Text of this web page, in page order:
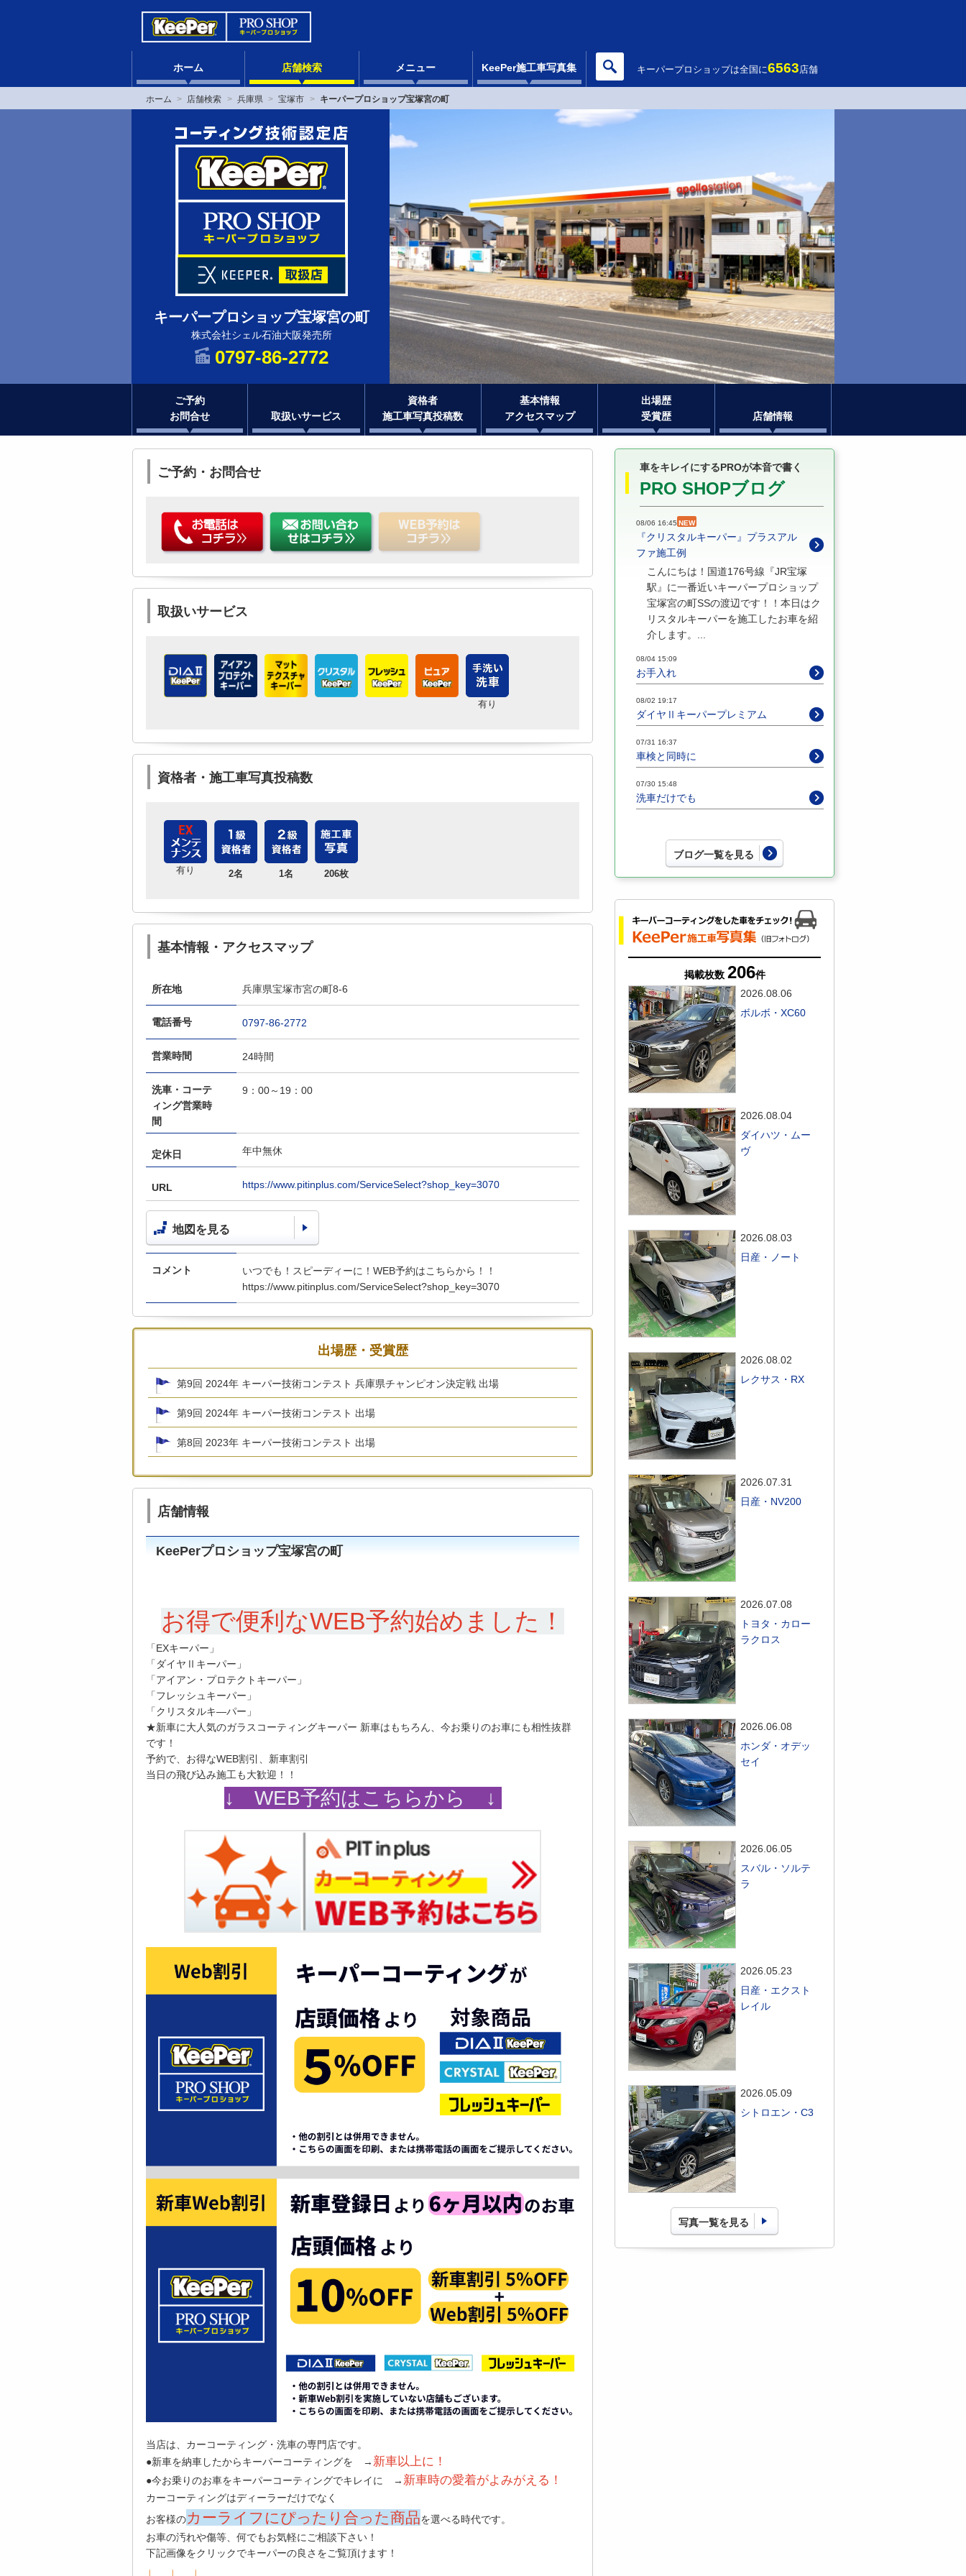
ホーム 店舗検索 メニュー KeePer施工車写真集 キーパープロショップは全国に6563店舗
ホーム 店舗検索 兵庫県 宝塚市 キーパープロショップ宝塚宮の町
キーパープロショップ宝塚宮の町
株式会社シェル石油大阪発売所
0797-86-2772
ご予約
お問合せ
取扱いサービス
資格者
施工車写真投稿数
基本情報
アクセスマップ
出場歴
受賞歴
店舗情報
ご予約・お問合せ
取扱いサービス
有り
資格者・施工車写真投稿数
有り 2名 1名 206枚
基本情報・アクセスマップ
所在地 兵庫県宝塚市宮の町8-6
電話番号 0797-86-2772
営業時間 24時間
洗車・コーテ
ィング営業時
間
9：00～19：00
定休日 年中無休
URL https://www.pitinplus.com/ServiceSelect?shop_key=3070
地図を見る
コメント
いつでも！スピーディーに！WEB予約はこちらから！！
https://www.pitinplus.com/ServiceSelect?shop_key=3070
出場歴・受賞歴
第9回 2024年 キーパー技術コンテスト 兵庫県チャンピオン決定戦 出場
第9回 2024年 キーパー技術コンテスト 出場
第8回 2023年 キーパー技術コンテスト 出場
店舗情報
KeePerプロショップ宝塚宮の町
お得で便利なWEB予約始めました！
「EXキーパー」
「ダイヤⅡキーパー」
「アイアン・プロテクトキーパー」
「フレッシュキーパー」
「クリスタルキ―パー」
★新車に大人気のガラスコーティングキーパー 新車はもちろん、今お乗りのお車にも相性抜群
です！
予約で、お得なWEB割引、新車割引
当日の飛び込み施工も大歓迎！！
↓ WEB予約はこちらから ↓
当店は、カーコーティング・洗車の専門店です。
●新車を納車したからキーパーコーティングを → 新車以上に！
●今お乗りのお車をキーパーコーティングでキレイに → 新車時の愛着がよみがえる！
カーコーティングはディーラーだけでなく
お客様のカーライフにぴったり合った商品を選べる時代です。
お車の汚れや傷等、何でもお気軽にご相談下さい！
下記画像をクリックでキーパーの良さをご覧頂けます！
車をキレイにするPROが本音で書く
PRO SHOPブログ
08/06 16:45 NEW
『クリスタルキーパー』プラスアル
ファ施工例
こんにちは！国道176号線『JR宝塚
駅』に一番近いキーパープロショップ
宝塚宮の町SSの渡辺です！！本日はク
リスタルキーパーを施工したお車を紹
介します。...
08/04 15:09
お手入れ
08/02 19:17
ダイヤⅡキーパープレミアム
07/31 16:37
車検と同時に
07/30 15:48
洗車だけでも
ブログ一覧を見る
掲載枚数 206件
2026.08.06
ボルボ・XC60
2026.08.04
ダイハツ・ムー
ヴ
2026.08.03
日産・ノート
2026.08.02
レクサス・RX
2026.07.31
日産・NV200
2026.07.08
トヨタ・カロー
ラクロス
2026.06.08
ホンダ・オデッ
セイ
2026.06.05
スバル・ソルテ
ラ
2026.05.23
日産・エクスト
レイル
2026.05.09
シトロエン・C3
写真一覧を見る